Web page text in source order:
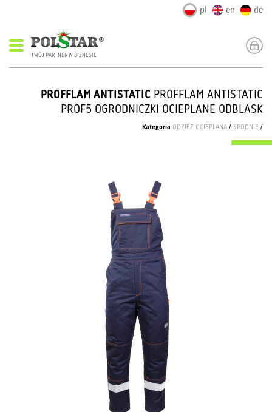
pl en de
TWÓJ PARTNER W BIZNESIE
PROFFLAM ANTISTATIC PROFFLAM ANTISTATIC
PROF5 OGRODNICZKI OCIEPLANE ODBLASK
Kategoria ODZIEŻ OCIEPLANA / SPODNIE /